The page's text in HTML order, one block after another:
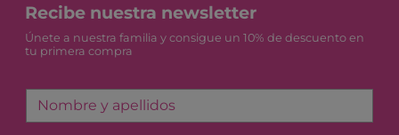
Recibe nuestra newsletter
Únete a nuestra familia y consigue un 10% de descuento en
tu primera compra
Nombre y apellidos